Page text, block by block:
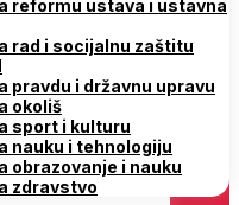
reformu ustava i ustavna
rad i socijalnu zaštitu
pravdu i državnu upravu
okoliš
sport i kulturu
nauku i tehnologiju
obrazovanje i nauku
zdravstvo